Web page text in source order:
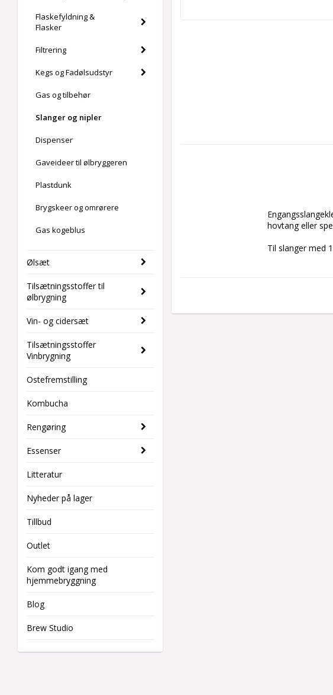
Flaskefyldning &
Flasker
Filtrering
Kegs og Fadølsudstyr
Gas og tilbehør
Slanger og nipler
Dispenser
Gaveideer til ølbryggeren
Plastdunk
Brygskeer og omrørere
Gas kogeblus
Ølsæt
Tilsætningsstoffer til
ølbrygning
Vin- og cidersæt
Tilsætningsstoffer
Vinbrygning
Ostefremstilling
Kombucha
Rengøring
Essenser
Litteratur
Nyheder på lager
Tillbud
Outlet
Kom godt igang med
hjemmebryggning
Blog
Brew Studio
hovtang eller
Til slanger med